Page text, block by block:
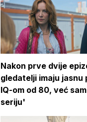
Nakon prve dvije
gledatelji imaju jasnu
IQ-om od 80, već
seriju'